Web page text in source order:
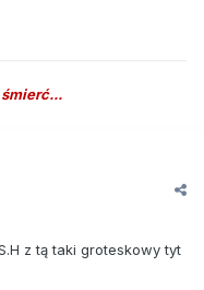
z tą taki groteskowy tyt